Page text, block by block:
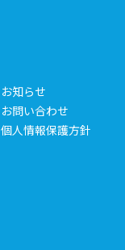
お知らせ
お問い合わせ
個人情報保護方針